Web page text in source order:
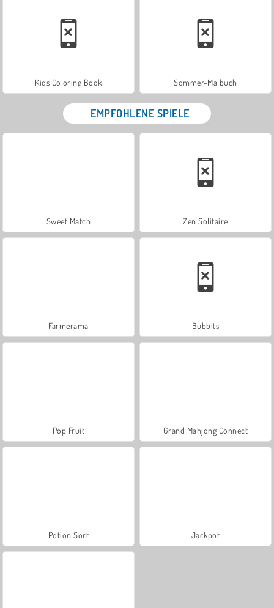
Kids Coloring Book Sommer-Malbuch
EMPFOHLENE SPIELE
Sweet Match Zen Solitaire
Farmerama Bubbits
Pop Fruit Grand Mahjong Connect
Potion Sort Jackpot